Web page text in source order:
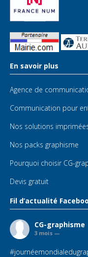
En savoir plus
Agence de
Communication pour
Nos solutions
Nos packs graphisme
Pourquoi choisir CG-
Devis gratuit
Fil d’actualité
CG-graphisme
3 mois —